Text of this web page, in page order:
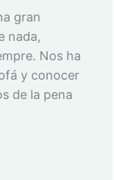
gran
nada,
Nos ha
y conocer
de la pena